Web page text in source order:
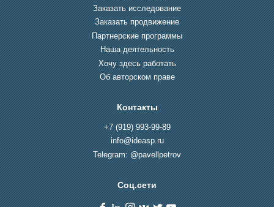
Заказать исследование
Заказать продвижение
Партнерские программы
Наша деятельность
Хочу здесь работать
Об авторском праве
Контакты
+7 (919) 993-99-89
info@ideasp.ru
Telegram: @pavellpetrov
Соц.сети